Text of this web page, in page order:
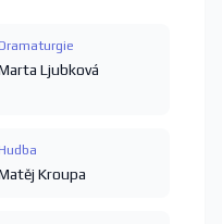
Dramaturgie
Ljubková
Hudba
Kroupa